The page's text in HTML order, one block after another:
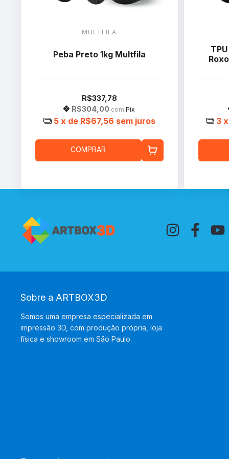
MULTFILA
Peba Preto 1kg Multfila
R$337,78
R$304,00 com Pix
5 x de R$67,56 sem juros
COMPRAR
3
Sobre a ARTBOX3D
Somos uma empresa especializada em
impressão 3D, com produção própria, loja
física e showroom em São Paulo.